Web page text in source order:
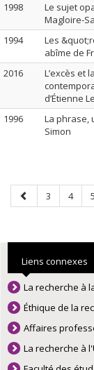
1998
Le sujet
Magloire-
1994
Les
abîme de
2016
L’excès et
d’Étienne
1996
La phrase,
Simon
Page
précédente
Page
3 Page
4 5
Liens connexes
La recherche à
Éthique de la
Affaires
La recherche à